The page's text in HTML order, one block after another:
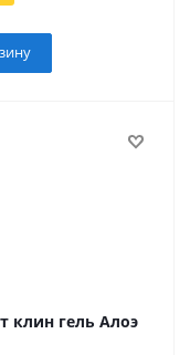
клин гель Алоэ